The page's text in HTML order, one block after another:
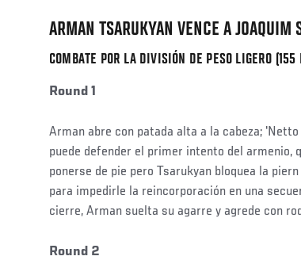
ARMAN TSARUKYAN VENCE A JOAQUIM
COMBATE POR LA DIVISIÓN DE PESO LIGERO (155
Round 1
Arman abre con patada alta a la cabeza;
puede defender el primer intento del armenio,
ponerse de pie pero Tsarukyan bloquea la
para impedirle la reincorporación en una
cierre, Arman suelta su agarre y agrede con
Round 2